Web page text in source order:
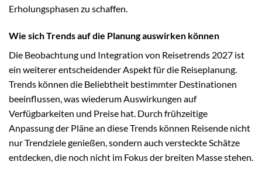
Erholungsphasen zu schaffen.
Wie sich Trends auf die Planung auswirken können
Die Beobachtung und Integration von Reisetrends 2027 ist
ein weiterer entscheidender Aspekt für die Reiseplanung.
Trends können die Beliebtheit bestimmter Destinationen
beeinflussen, was wiederum Auswirkungen auf
Verfügbarkeiten und Preise hat. Durch frühzeitige
Anpassung der Pläne an diese Trends können Reisende nicht
nur Trendziele genießen, sondern auch versteckte Schätze
entdecken, die noch nicht im Fokus der breiten Masse stehen.